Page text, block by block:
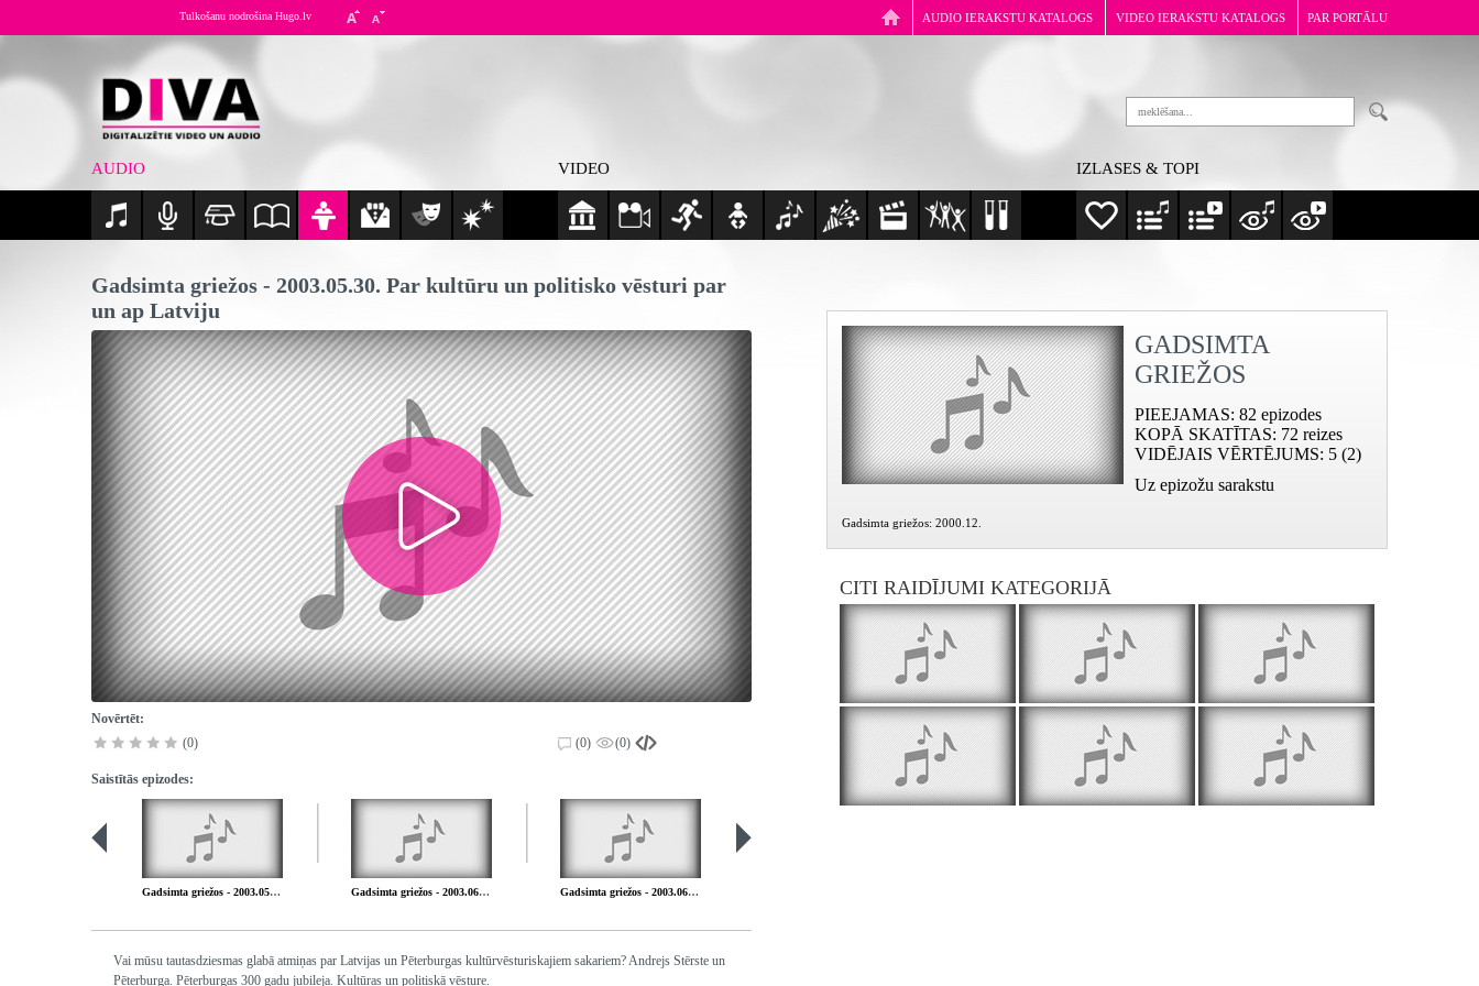
AUDIO IERAKSTU KATALOGS VIDEO IERAKSTU KATALOGS PAR PORTĀLU
Tulkošanu nodrošina Hugo.lv
AUDIO VIDEO IZLASES & TOPI
Gadsimta griežos - 2003.05.30. Par kultūru un politisko vēsturi par
un ap Latviju
Novērtēt:
(0)
(0) (0)
Saistītās epizodes:
Gadsimta griežos - 2003.05.23. Par bojā gājušajiem latviešiem PSRS 2003.05.23. Gadsimta griežos - 2003.06.06. Par Latviju nacistiskās Vācijas okupācijas varā 2. pas. kara laikā Gadsimta griežos - 2003.06.13. Par deportācijām 1941. g. 2003.06.13.
Vai mūsu tautasdziesmas glabā atmiņas par Latvijas un Pēterburgas kultūrvēsturiskajiem sakariem? Andrejs Stērste un
Pēterburga. Pēterburgas 300 gadu jubileja. Kultūras un politiskā vēsture.
GADSIMTA
GRIEŽOS
PIEEJAMAS: 82 epizodes
KOPĀ SKATĪTAS: 72 reizes
VIDĒJAIS VĒRTĒJUMS: 5 (2)
Uz epizožu sarakstu
Gadsimta griežos: 2000.12.
CITI RAIDĪJUMI KATEGORIJĀ